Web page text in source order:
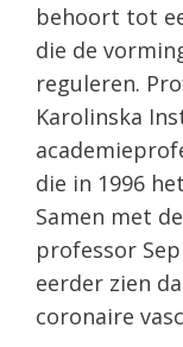
behoort tot
die de
reguleren.
Karolinska
die in 1996
Samen met
professor
eerder zien
coronaire